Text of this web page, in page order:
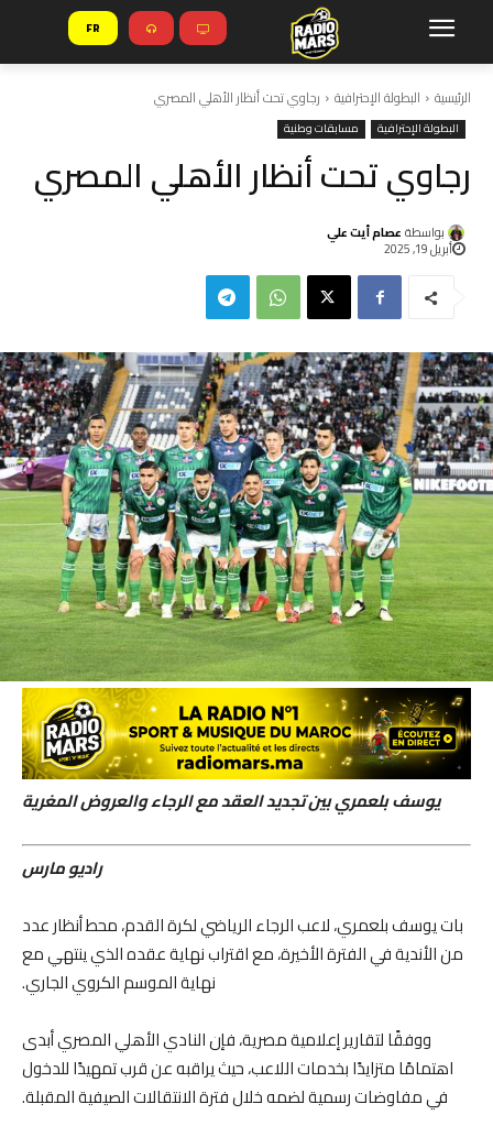
FR
الرئيسية البطولة الإحترافية رجاوي تحت أنظار الأهلي المصري
البطولة الإحترافية مسابقات وطنية
رجاوي تحت أنظار الأهلي المصري
بواسطة عصام أيت علي
أبريل 19, 2025
يوسف بلعمري بين تجديد العقد مع الرجاء والعروض المغرية
راديو مارس
بات يوسف بلعمري، لاعب الرجاء الرياضي لكرة القدم، محط أنظار عدد
من الأندية في الفترة الأخيرة، مع اقتراب نهاية عقده الذي ينتهي مع
نهاية الموسم الكروي الجاري.
ووفقًا لتقارير إعلامية مصرية، فإن النادي الأهلي المصري أبدى
اهتمامًا متزايدًا بخدمات اللاعب، حيث يراقبه عن قرب تمهيدًا للدخول
في مفاوضات رسمية لضمه خلال فترة الانتقالات الصيفية المقبلة.